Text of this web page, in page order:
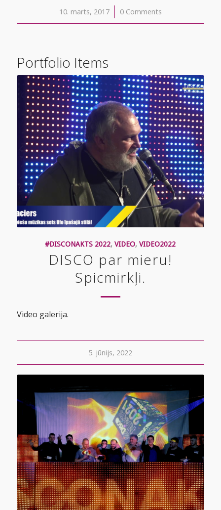
10. marts, 2017
/ 0 Comments
Portfolio Items
#DISCONAKTS 2022,VIDEO,VIDEO2022
DISCO par mieru!
Spicmirkļi.
Video galerija.
5. jūnijs, 2022